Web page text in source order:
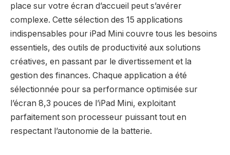
place sur votre écran d’accueil peut s’avérer
complexe. Cette sélection des 15 applications
indispensables pour iPad Mini couvre tous les besoins
essentiels, des outils de productivité aux solutions
créatives, en passant par le divertissement et la
gestion des finances. Chaque application a été
sélectionnée pour sa performance optimisée sur
l’écran 8,3 pouces de l’iPad Mini, exploitant
parfaitement son processeur puissant tout en
respectant l’autonomie de la batterie.